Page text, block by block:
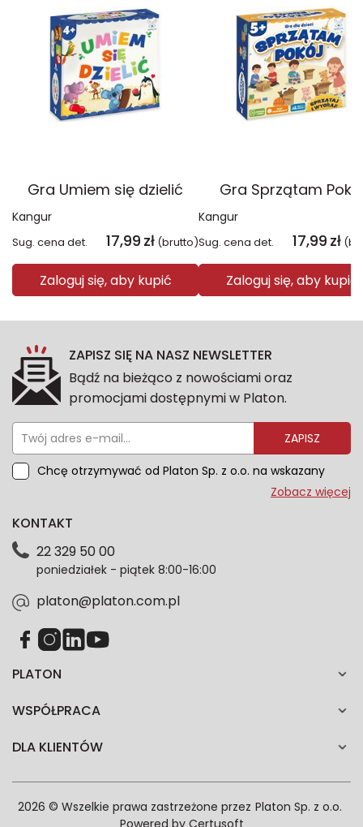
Gra Umiem się dzielić
Kangur
Sug. cena det. 17,99 zł (brutto)
Zaloguj się, aby kupić
Gra Sprzątam
Kangur
Sug. cena det. 17,99 zł
Zaloguj się, aby kupić
ZAPISZ SIĘ NA NASZ NEWSLETTER
Bądź na bieżąco z nowościami oraz
promocjami dostępnymi w Platon.
ZAPISZ
Chcę otrzymywać od Platon Sp. z o.o. na wskazany
przeze mnie adres e-mail informacje marketingowe
dotyczące danych osobowych znajdziesz w naszej
każdym czasie. Wycofanie zgody nie wpłynie na
zgodność z prawem przetwarzania dokonanego przed
Zobacz więcej
PLATON
WSPÓŁPRACA
DLA KLIENTÓW
KONTAKT
22 329 50 00
poniedziałek - piątek 8:00-16:00
platon@platon.com.pl
2026 © Wszelkie prawa zastrzeżone przez Platon Sp. z o.o.
Powered by Certusoft